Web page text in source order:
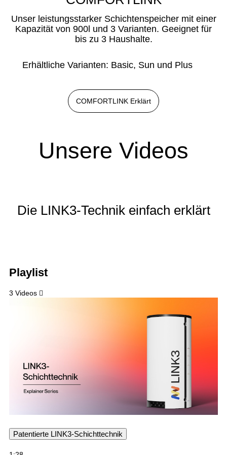
Unser leistungsstarker Schichtenspeicher mit einer
Kapazität von 900l und 3 Varianten. Geeignet für
bis zu 3 Haushalte.
Erhältliche Varianten: Basic, Sun und Plus
COMFORTLINK Erklärt
Unsere Videos
Die LINK3-Technik einfach erklärt
Playlist
3 Videos
Patentierte LINK3-Schichttechnik